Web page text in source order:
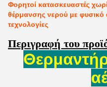
Φορητοί κατασκευαστές
θέρμανσης νερού με φυσικό
τεχνολογίες
Περιγραφή του